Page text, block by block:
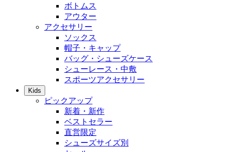
ボトムス
アウター
アクセサリー
ソックス
帽子・キャップ
バッグ・シューズケース
シューレース・中敷
スポーツアクセサリー
Kids
ピックアップ
新着・新作
ベストセラー
直営限定
シューズサイズ別